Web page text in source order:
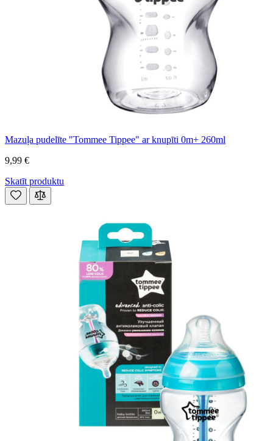
Mazuļa pudelīte "Tommee Tippee" ar knupīti 0m+ 260ml
9,99 €
Skatīt produktu